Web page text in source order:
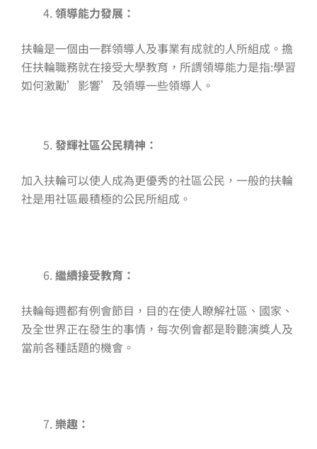
領導能力發展：
扶輪是一個由一群領導人及事業有成就的人所組成。擔
任扶輪職務就在接受大學教育，所謂領導能力是指:學習
如何激勵’影響’及領導一些領導人。
發輝社區公民精神：
加入扶輪可以使人成為更優秀的社區公民，一般的扶輪
社是用社區最積極的公民所組成。
繼續接受教育：
扶輪每週都有例會節目，目的在使人瞭解社區、國家、
及全世界正在發生的事情，每次例會都是聆聽演獎人及
當前各種話題的機會。
樂趣：